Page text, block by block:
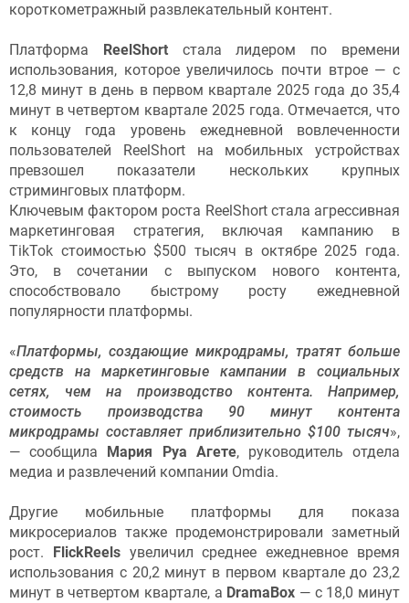
короткометражный развлекательный контент.
Платформа ReelShort стала лидером по времени
использования, которое увеличилось почти втрое — с
12,8 минут в день в первом квартале 2025 года до 35,4
минут в четвертом квартале 2025 года. Отмечается, что
к концу года уровень ежедневной вовлеченности
пользователей ReelShort на мобильных устройствах
превзошел показатели нескольких крупных
стриминговых платформ.
Ключевым фактором роста ReelShort стала агрессивная
маркетинговая стратегия, включая кампанию в
TikTok стоимостью $500 тысяч в октябре 2025 года.
Это, в сочетании с выпуском нового контента,
способствовало быстрому росту ежедневной
популярности платформы.
«Платформы, создающие микродрамы, тратят больше
средств на маркетинговые кампании в социальных
сетях, чем на производство контента. Например,
стоимость производства 90 минут контента
микродрамы составляет приблизительно $100 тысяч»,
— сообщила
Мария Руа Агете, руководитель отдела
медиа и развлечений компании Omdia.
Другие мобильные платформы для показа
микросериалов также продемонстрировали заметный
рост. FlickReelsувеличил среднее ежедневное время
использования с 20,2 минут в первом квартале до 23,2
минут в четвертом квартале, а DramaBox — с 18,0 минут